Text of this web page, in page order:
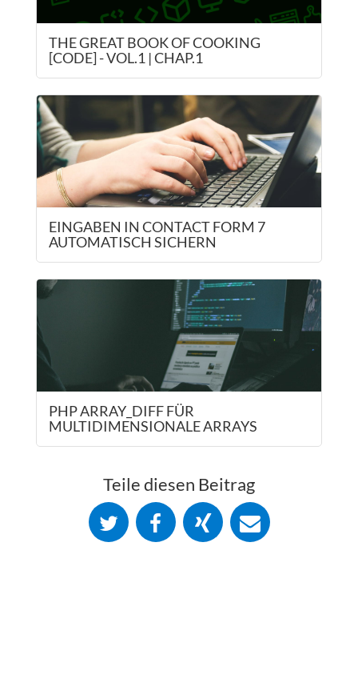
THE GREAT BOOK OF COOKING
[CODE] - VOL.1 | CHAP.1
EINGABEN IN CONTACT FORM 7
AUTOMATISCH SICHERN
PHP ARRAY_DIFF FÜR
MULTIDIMENSIONALE ARRAYS
Teile diesen Beitrag